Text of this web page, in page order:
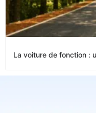
La voiture de fonction :